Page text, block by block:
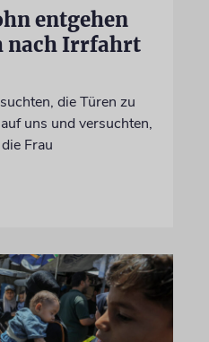
entgehen
nach Irrfahrt
die Türen zu
uns und versuchten,
Frau